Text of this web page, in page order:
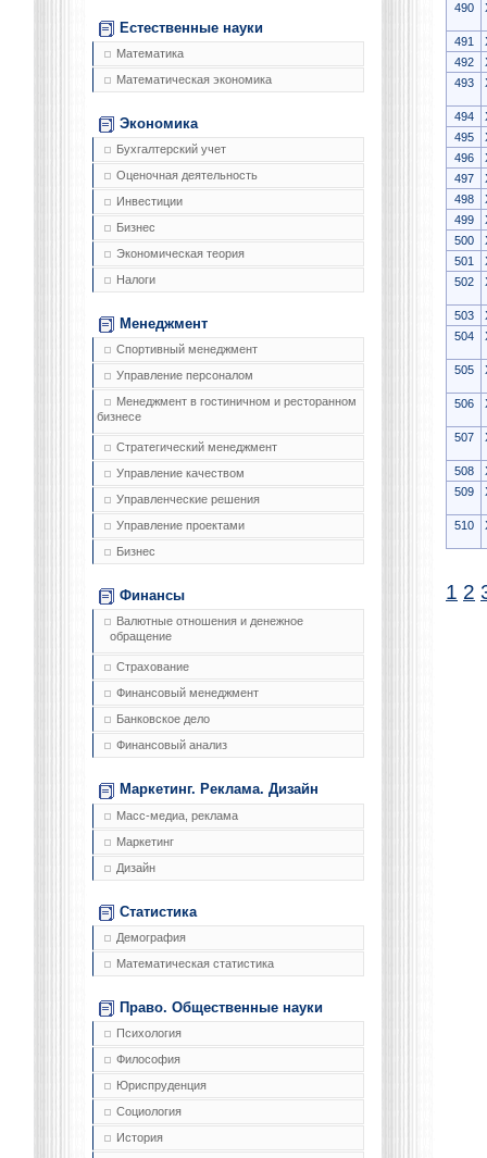
Естественные науки
Математика
Математическая экономика
Экономика
Бухгалтерский учет
Оценочная деятельность
Инвестиции
Бизнес
Экономическая теория
Налоги
Менеджмент
Спортивный менеджмент
Управление персоналом
Менеджмент в гостиничном и ресторанном
бизнесе
Стратегический менеджмент
Управление качеством
Управленческие решения
Управление проектами
Бизнес
Финансы
Валютные отношения и денежное
обращение
Страхование
Финансовый менеджмент
Банковское дело
Финансовый анализ
Маркетинг. Реклама. Дизайн
Масс-медиа, реклама
Маркетинг
Дизайн
Статистика
Демография
Математическая статистика
Право. Общественные науки
Психология
Философия
Юриспруденция
Социология
История
490
491
492
493
494
495
496
497
498
499
500
501
502
503
504
505
506
507
508
509
510
1 2